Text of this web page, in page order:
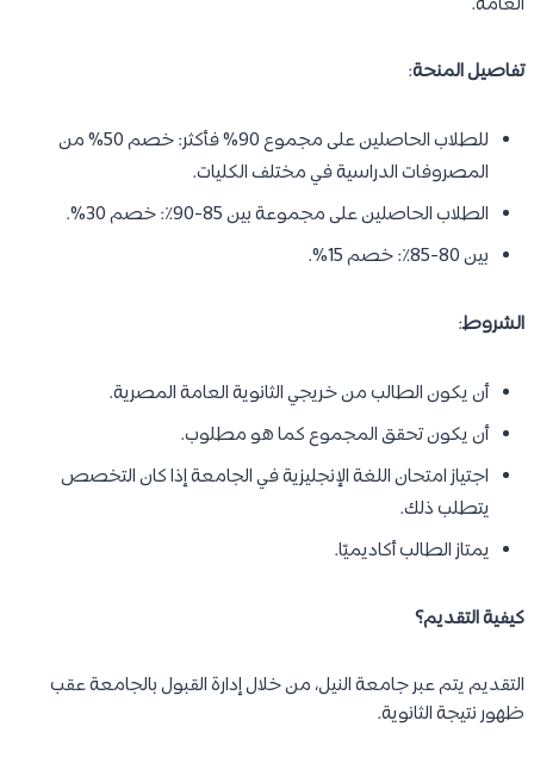
العامة.
تفاصيل المنحة:
للطلاب الحاصلين على مجموع 90% فأكثر: خصم 50% من
المصروفات الدراسية في مختلف الكليات.
الطلاب الحاصلين على مجموعة بين 85-90٪: خصم 30%.
بين 80-85٪: خصم 15%.
الشروط:
أن يكون الطالب من خريجي الثانوية العامة المصرية.
أن يكون تحقق المجموع كما هو مطلوب.
اجتياز امتحان اللغة الإنجليزية في الجامعة إذا كان التخصص
يتطلب ذلك.
يمتاز الطالب أكاديميًا.
كيفية التقديم؟
التقديم يتم عبر جامعة النيل، من خلال إدارة القبول بالجامعة عقب
ظهور نتيجة الثانوية.